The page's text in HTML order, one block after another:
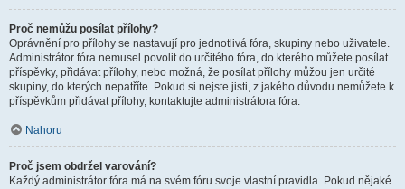
Proč nemůžu posílat přílohy?
Oprávnění pro přílohy se nastavují pro jednotlivá fóra, skupiny nebo uživatele.
Administrátor fóra nemusel povolit do určitého fóra, do kterého můžete posílat
příspěvky, přidávat přílohy, nebo možná, že posílat přílohy můžou jen určité
skupiny, do kterých nepatříte. Pokud si nejste jisti, z jakého důvodu nemůžete k
příspěvkům přidávat přílohy, kontaktujte administrátora fóra.
Nahoru
Proč jsem obdržel varování?
Každý administrátor fóra má na svém fóru svoje vlastní pravidla. Pokud nějaké